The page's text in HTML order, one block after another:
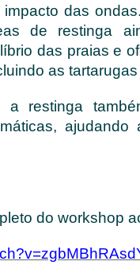
das
de restinga
das praias e
as
a restinga
ajudando
do workshop